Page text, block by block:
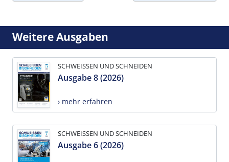
Weitere Ausgaben
SCHWEISSEN UND SCHNEIDEN
Ausgabe 8 (2026)
› mehr erfahren
SCHWEISSEN UND SCHNEIDEN
Ausgabe 6 (2026)